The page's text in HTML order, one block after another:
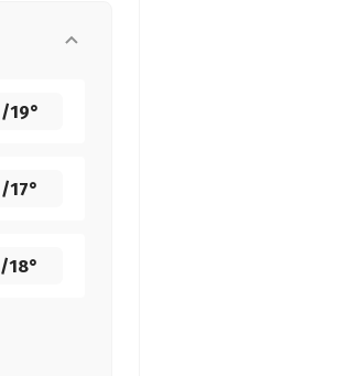
/19°
/17°
/18°